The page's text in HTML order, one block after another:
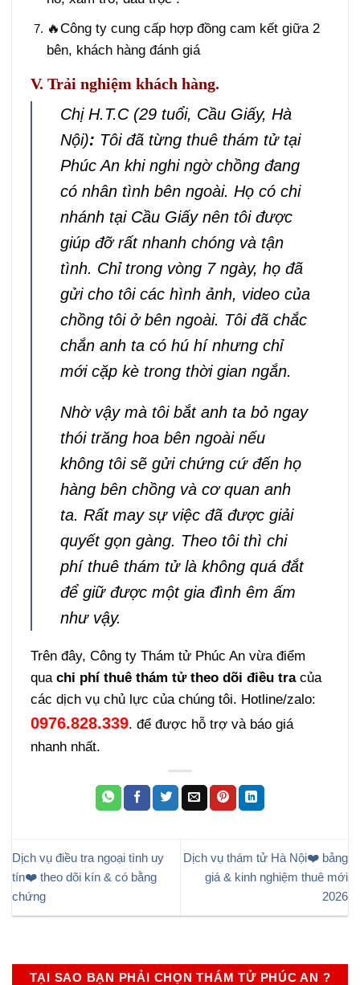
🔥Công ty cung cấp hợp đồng cam kết giữa 2
bên, khách hàng đánh giá
V. Trải nghiệm khách hàng.
Chị H.T.C (29 tuổi, Cầu Giấy, Hà
Nội): Tôi đã từng thuê thám tử tại
Phúc An khi nghi ngờ chồng đang
có nhân tình bên ngoài. Họ có chi
nhánh tại Cầu Giấy nên tôi được
giúp đỡ rất nhanh chóng và tận
tình. Chỉ trong vòng 7 ngày, họ đã
gửi cho tôi các hình ảnh, video của
chồng tôi ở bên ngoài. Tôi đã chắc
chắn anh ta có hú hí nhưng chỉ
mới cặp kè trong thời gian ngắn.
Nhờ vậy mà tôi bắt anh ta bỏ ngay
thói trăng hoa bên ngoài nếu
không tôi sẽ gửi chứng cứ đến họ
hàng bên chồng và cơ quan anh
ta. Rất may sự việc đã được giải
quyết gọn gàng. Theo tôi thì chi
phí thuê thám tử là không quá đắt
để giữ được một gia đình êm ấm
như vậy.
Trên đây, Công ty Thám tử Phúc An vừa điểm
quachi phí thuê thám tử theo dõi điều tracủa
các dịch vụ chủ lực của chúng tôi. Hotline/zalo:
0976.828.339. để được hỗ trợ và báo giá
nhanh nhất.
Dịch vụ điều tra ngoại tình uy
tín❤️ theo dõi kín & có bằng
chứng
Dịch vụ thám tử Hà Nội❤️ bảng
giá & kinh nghiệm thuê mới
2026
TẠI SAO BẠN PHẢI CHỌN THÁM TỬ PHÚC AN ?